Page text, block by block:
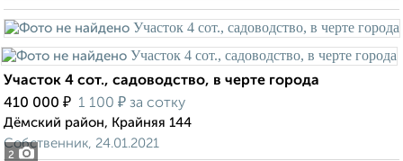
2
Участок 4 сот., садоводство, в черте города
410 000 ₽ 1 100 ₽ за сотку
Дёмский район, Крайняя 144
Собственник, 24.01.2021